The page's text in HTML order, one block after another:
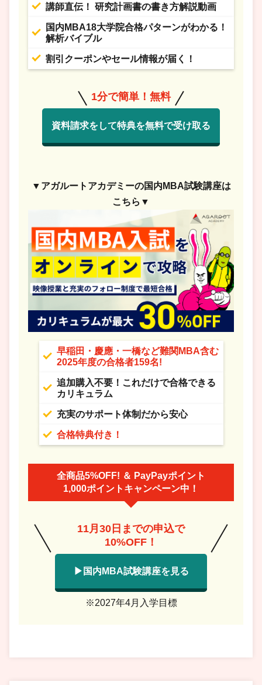
講師直伝！ 研究計画書の書き方解説動画
国内MBA18大学院合格パターンがわかる！
解析バイブル
割引クーポンやセール情報が届く！
1分で簡単！無料
資料請求をして特典を無料で受け取る
▼アガルートアカデミーの国内MBA試験講座は
こちら▼
早稲田・慶應・一橋など難関MBA含む
2025年度の合格者159名!
追加購入不要！これだけで合格できる
カリキュラム
充実のサポート体制だから安心
合格特典付き！
全商品5%OFF! ＆ PayPayポイント
1,000ポイントキャンペーン中！
11月30日までの申込で
10%OFF！
▶国内MBA試験講座を見る
※2027年4月入学目標